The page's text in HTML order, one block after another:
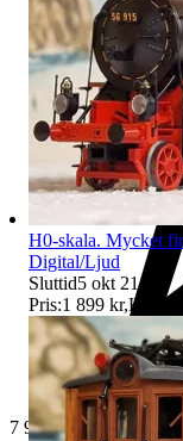
7 969 omdömen
H0-skala. Mycket
Digital/Ljud
Sluttid5 okt 21:19
Pris:1 899 kr,Köp nu